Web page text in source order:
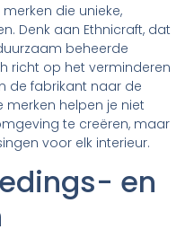
die unieke,
Denk aan Ethnicraft, dat
beheerde
richt op het verminderen
de fabrikant naar de
merken helpen je niet
te creëren, maar
voor elk interieur.
en